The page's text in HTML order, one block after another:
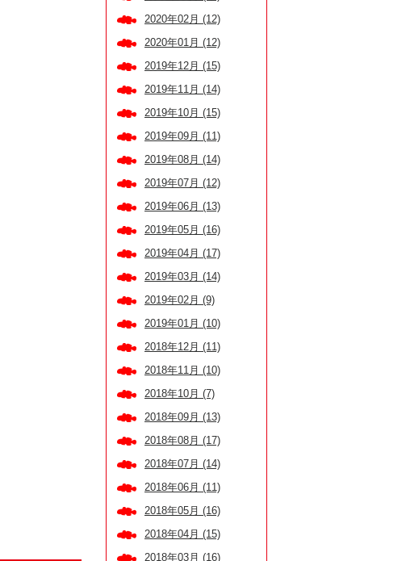
2020年02月 (12)
2020年01月 (12)
2019年12月 (15)
2019年11月 (14)
2019年10月 (15)
2019年09月 (11)
2019年08月 (14)
2019年07月 (12)
2019年06月 (13)
2019年05月 (16)
2019年04月 (17)
2019年03月 (14)
2019年02月 (9)
2019年01月 (10)
2018年12月 (11)
2018年11月 (10)
2018年10月 (7)
2018年09月 (13)
2018年08月 (17)
2018年07月 (14)
2018年06月 (11)
2018年05月 (16)
2018年04月 (15)
2018年03月 (16)